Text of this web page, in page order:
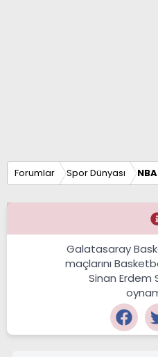
Forumlar Spor Dünyası NBA
Galatasaray
maçlarını
Sinan Erdem